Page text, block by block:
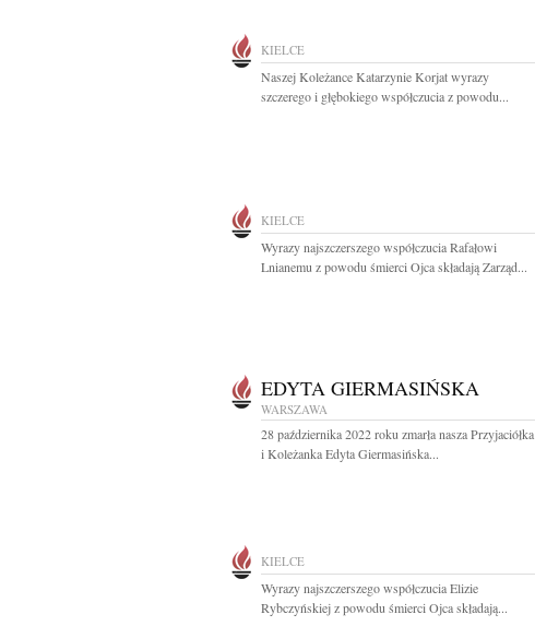
KIELCE
Naszej Koleżance Katarzynie Korjat wyrazy
szczerego i głębokiego współczucia z powodu...
KIELCE
Wyrazy najszczerszego współczucia Rafałowi
Lnianemu z powodu śmierci Ojca składają Zarząd...
EDYTA GIERMASIŃSKA
WARSZAWA
28 października 2022 roku zmarła nasza Przyjaciółka
i Koleżanka Edyta Giermasińska...
KIELCE
Wyrazy najszczerszego współczucia Elizie
Rybczyńskiej z powodu śmierci Ojca składają...